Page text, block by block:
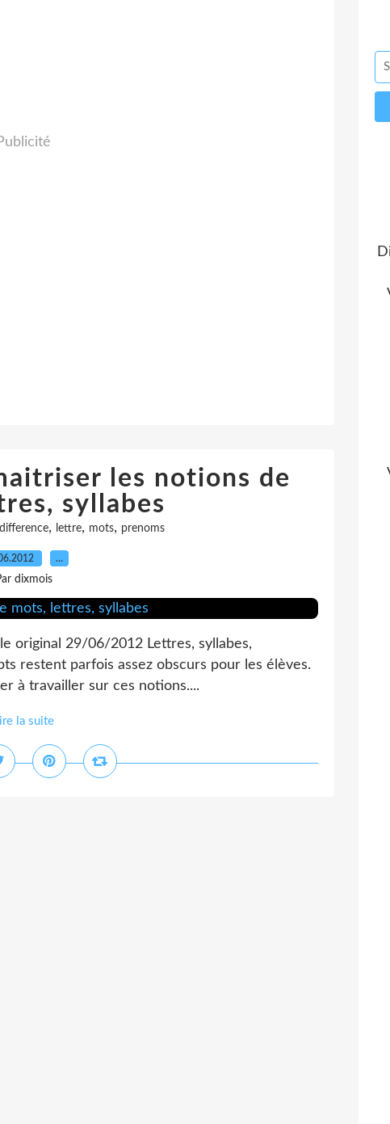
les notions de
syllabes
difference, lettre, mots, prenoms
…
dixmois
original 29/06/2012 Lettres, syllabes,
restent parfois assez obscurs pour les élèves.
à travailler sur ces notions....
la suite